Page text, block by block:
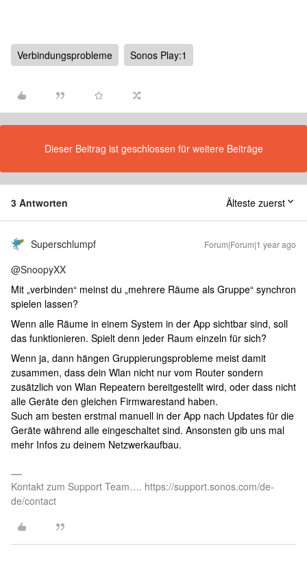
Verbindungsprobleme Sonos Play:1
Dieser Beitrag ist geschlossen für weitere Beiträge
3 Antworten Älteste zuerst
Superschlumpf Forum|Forum|1 year ago
@SnoopyXX
Mit „verbinden“ meinst du „mehrere Räume als Gruppe“ synchron
spielen lassen?
Wenn alle Räume in einem System in der App sichtbar sind, soll
das funktionieren. Spielt denn jeder Raum einzeln für sich?
Wenn ja, dann hängen Gruppierungsprobleme meist damit
zusammen, dass dein Wlan nicht nur vom Router sondern
zusätzlich von Wlan Repeatern bereitgestellt wird, oder dass nicht
alle Geräte den gleichen Firmwarestand haben.
Such am besten erstmal manuell in der App nach Updates für die
Geräte während alle eingeschaltet sind. Ansonsten gib uns mal
mehr Infos zu deinem Netzwerkaufbau.
Kontakt zum Support Team…. https://support.sonos.com/de-
de/contact